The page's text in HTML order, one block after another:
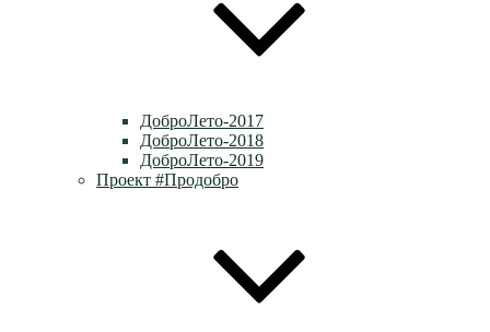
ДоброЛето-2017
ДоброЛето-2018
ДоброЛето-2019
Проект #Продобро